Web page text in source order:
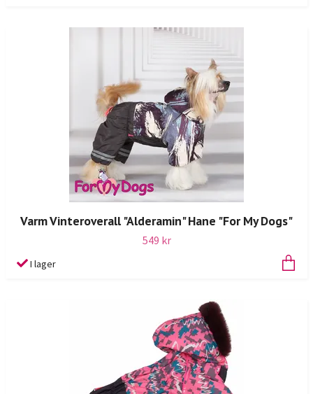
Varm Vinteroverall "Alderamin" Hane "For My Dogs"
549 kr
I lager